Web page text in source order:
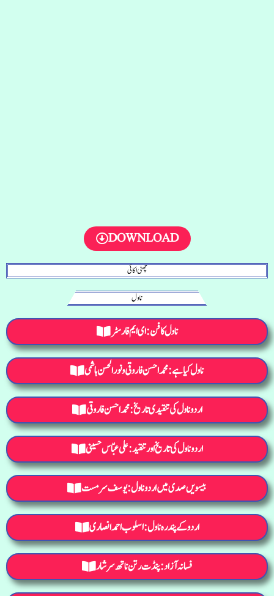
DOWNLOAD
چھٹی اکائی
ناول
ناول کا فن : ای ایم فارسٹر
ناول کیا ہے: محمد احسن فاروقی و نورالحسن ہاشمی
اردو ناول کی تنقیدی تاریخ: محمد احسن فاروقی
اردو ناول کی تاریخ اور تنقید : علی عبّاس حسینی
بیسویں صدی میں اردو ناول: یوسف سرمست
اردو کے پندرہ ناول : اسلوب احمد انصاری
فسانہ آزاد: پنڈت رتن ناتھ سرشار